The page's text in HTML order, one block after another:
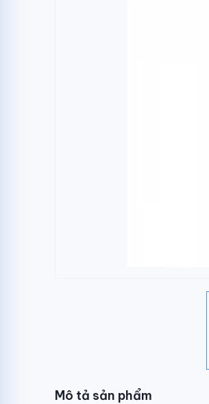
Mô tả sản phẩm